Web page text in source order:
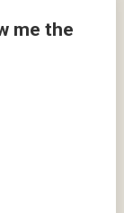
me the